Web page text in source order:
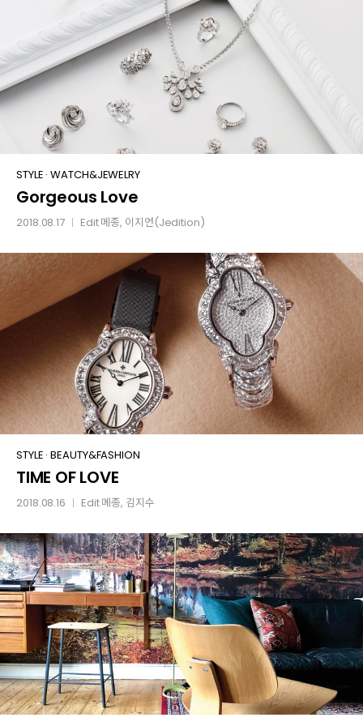
Gorgeous
Love
STYLE ·WATCH&JEWELRY
Gorgeous Love
2018.08.17 Edit메종, 이지언(Jedition)
TIME
OF
LOVE
STYLE ·BEAUTY&FASHION
TIME OF LOVE
2018.08.16 Edit메종, 김지수